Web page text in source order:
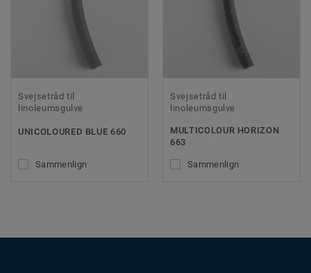
Svejsetråd til
linoleumsgulve
UNICOLOURED BLUE 660
Sammenlign
Svejsetråd til
linoleumsgulve
MULTICOLOUR HORIZON
663
Sammenlign